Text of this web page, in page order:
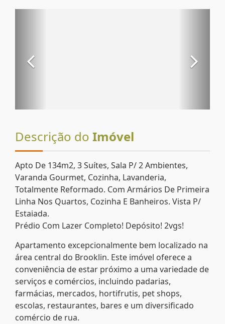
Descrição do Imóvel
Apto De 134m2, 3 Suítes, Sala P/ 2 Ambientes,
Varanda Gourmet, Cozinha, Lavanderia,
Totalmente Reformado. Com Armários De Primeira
Linha Nos Quartos, Cozinha E Banheiros. Vista P/
Estaiada.
Prédio Com Lazer Completo! Depósito! 2vgs!
Apartamento excepcionalmente bem localizado na
área central do Brooklin. Este imóvel oferece a
conveniência de estar próximo a uma variedade de
serviços e comércios, incluindo padarias,
farmácias, mercados, hortifrutis, pet shops,
escolas, restaurantes, bares e um diversificado
comércio de rua.